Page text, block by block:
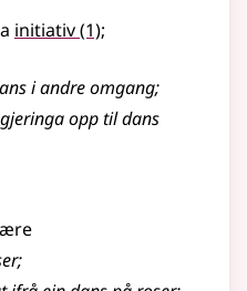
initiativ(1);
i andre omgang;
opp til dans
;